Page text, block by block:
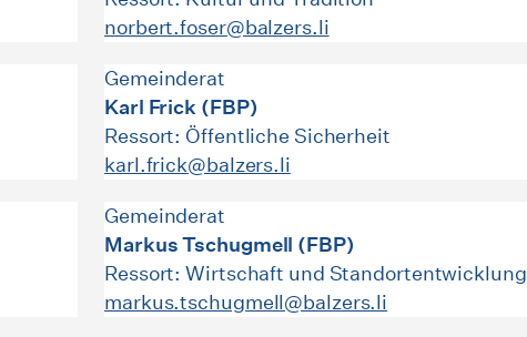
norbert.foser@balzers.li
Gemeinderat
Karl Frick (FBP)
Ressort: Öffentliche Sicherheit
karl.frick@balzers.li
Gemeinderat
Markus Tschugmell (FBP)
Ressort: Wirtschaft und Standortentwicklung
markus.tschugmell@balzers.li